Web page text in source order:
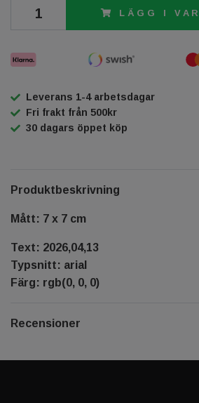
LÄGG I
Leverans 1-4 arbetsdagar
Fri frakt från 500kr
30 dagars öppet köp
Produktbeskrivning
Mått: 7 x 7 cm
Text: 2026,04,13
Typsnitt: arial
Färg: rgb(0, 0, 0)
Recensioner